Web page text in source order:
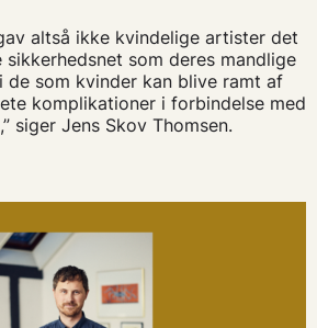
altså ikke kvindelige artister det
sikkerhedsnet som deres mandlige
de som kvinder kan blive ramt af
komplikationer i forbindelse med
siger Jens Skov Thomsen.